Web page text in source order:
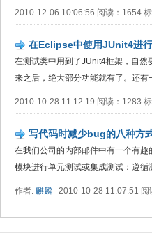
2010-12-06 10:06:56 阅读：1654 标
在Eclipse中使用JUnit4进行
在测试类中用到了JUnit4框架，自
来之后，绝大部分功能就有了。还有
2010-10-28 11:12:19 阅读：1283 标
写代码时减少bug的八种方
在我们公司的内部邮件中有一个有
模块进行单元测试或集成测试：遵循
作者: 麒麟 2010-10-28 11:07:51 阅